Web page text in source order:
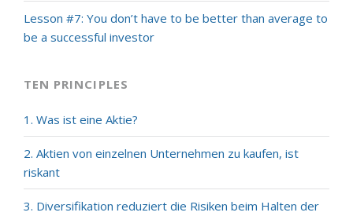
Lesson #7: You don’t have to be better than average to
be a successful investor
TEN PRINCIPLES
1. Was ist eine Aktie?
2. Aktien von einzelnen Unternehmen zu kaufen, ist
riskant
3. Diversifikation reduziert die Risiken beim Halten der